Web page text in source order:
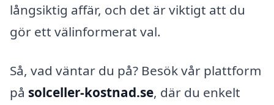
långsiktig affär, och det är viktigt att du
gör ett välinformerat val.
Så, vad väntar du på? Besök vår plattform
på solceller-kostnad.se, där du enkelt